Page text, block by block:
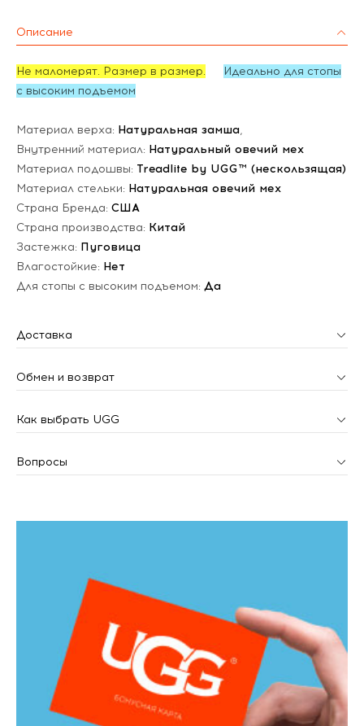
Описание
Не маломерят. Размер в размер.
Идеально для стопы
с высоким подъемом
Материал верха: Натуральная замша,
Внутренний материал: Натуральный овечий мех
Материал подошвы: Treadlite by UGG™ (нескользящая)
Материал стельки: Натуральная овечий мех
Страна Бренда: США
Страна производства: Китай
Застежка: Пуговица
Влагостойкие: Нет
Для стопы с высоким подъемом: Да
Доставка
Обмен и возврат
Как выбрать UGG
Вопросы